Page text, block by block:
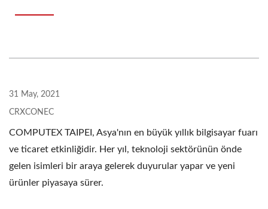
31 May, 2021
CRXCONEC
COMPUTEX TAIPEI, Asya'nın en büyük yıllık bilgisayar fuarı
ve ticaret etkinliğidir. Her yıl, teknoloji sektörünün önde
gelen isimleri bir araya gelerek duyurular yapar ve yeni
ürünler piyasaya sürer.